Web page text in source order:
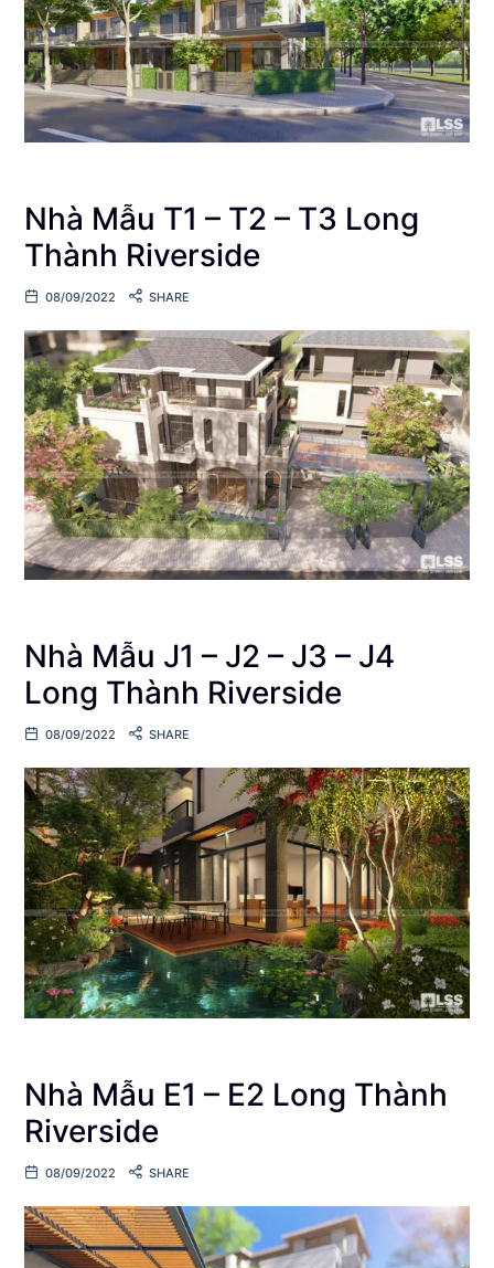
Nhà Mẫu T1 – T2 – T3 Long
Thành Riverside
08/09/2022 SHARE
Nhà Mẫu J1 – J2 – J3 – J4
Long Thành Riverside
08/09/2022 SHARE
Nhà Mẫu E1 – E2 Long Thành
Riverside
08/09/2022 SHARE